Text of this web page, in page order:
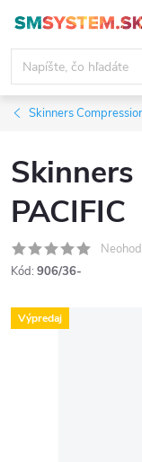
obsah
Skinners
PACIFIC
Kód: 906/36-
Výpredaj